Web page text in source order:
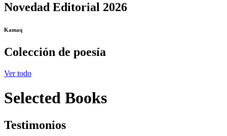
Novedad Editorial 2026
Kamaq
Colección de poesía
Ver todo
Selected Books
Testimonios